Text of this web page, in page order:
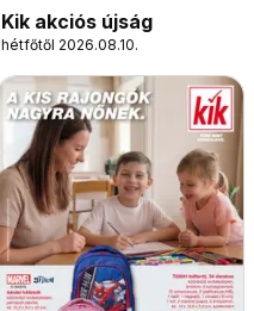
Kik akciós újság
hétfőtől 2026.08.10.